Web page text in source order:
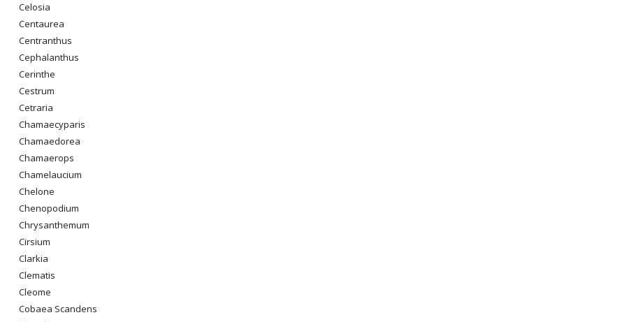
Celosia
Centaurea
Centranthus
Cephalanthus
Cerinthe
Cestrum
Cetraria
Chamaecyparis
Chamaedorea
Chamaerops
Chamelaucium
Chelone
Chenopodium
Chrysanthemum
Cirsium
Clarkia
Clematis
Cleome
Cobaea Scandens